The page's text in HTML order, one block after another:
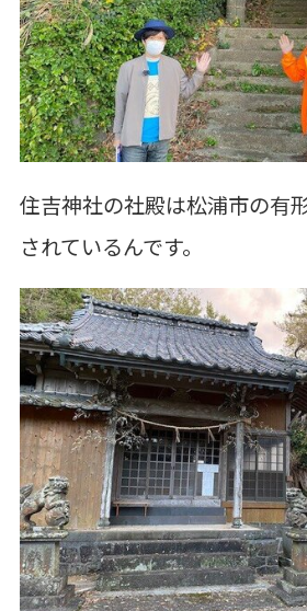
住吉神社の社殿は松浦市の有
されているんです。